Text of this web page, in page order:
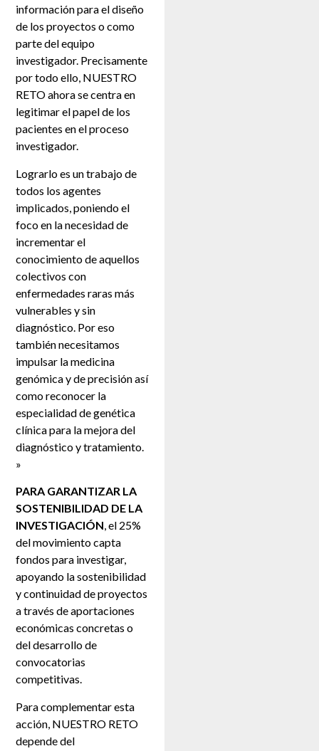
información para el diseño
de los proyectos o como
parte del equipo
investigador. Precisamente
por todo ello, NUESTRO
RETO ahora se centra en
legitimar el papel de los
pacientes en el proceso
investigador.
Lograrlo es un trabajo de
todos los agentes
implicados, poniendo el
foco en la necesidad de
incrementar el
conocimiento de aquellos
colectivos con
enfermedades raras más
vulnerables y sin
diagnóstico. Por eso
también necesitamos
impulsar la medicina
genómica y de precisión así
como reconocer la
especialidad de genética
clínica para la mejora del
diagnóstico y tratamiento.
»
PARA GARANTIZAR LA
SOSTENIBILIDAD DE LA
INVESTIGACIÓN, el 25%
del movimiento capta
fondos para investigar,
apoyando la sostenibilidad
y continuidad de proyectos
a través de aportaciones
económicas concretas o
del desarrollo de
convocatorias
competitivas.
Para complementar esta
acción, NUESTRO RETO
depende del